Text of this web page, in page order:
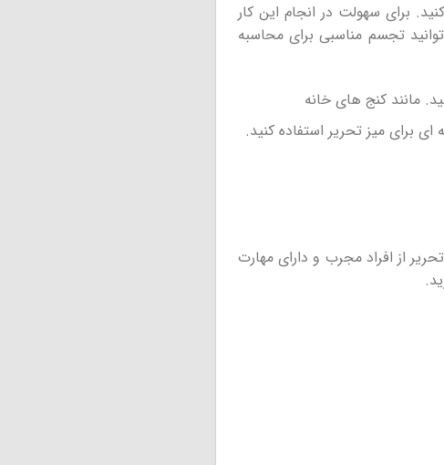
برای سهولت در انجام این کار
تجسم مناسبی برای محاسبه
مانند کنج های خانه
برای میز تحریر استفاده کنید.
از افراد مجرب و دارای مهارت